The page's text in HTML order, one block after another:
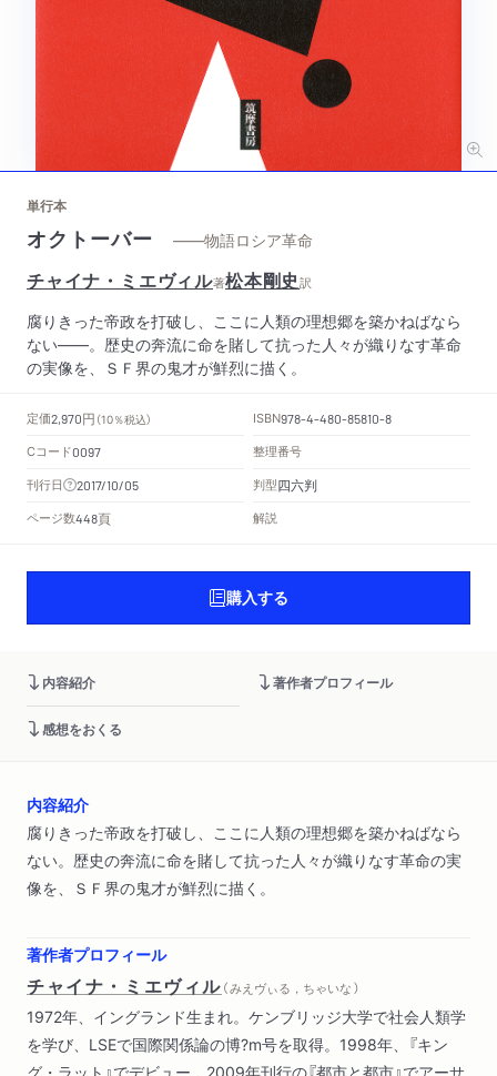
単行本
オクトーバー——物語ロシア革命
チャイナ・ミエヴィル著松本剛史訳
腐りきった帝政を打破し、ここに人類の理想郷を築かねばなら
ない――。歴史の奔流に命を賭して抗った人々が織りなす革命
の実像を、ＳＦ界の鬼才が鮮烈に描く。
定価2,970円 （10％税込） ISBN978-4-480-85810-8
Cコード0097
整理番号
刊行日
2017/10/05 判型四六判
ページ数448頁 解説
購入する
内容紹介 著作者プロフィール
感想をおくる
内容紹介
腐りきった帝政を打破し、ここに人類の理想郷を築かねばなら
ない。歴史の奔流に命を賭して抗った人々が織りなす革命の実
像を、ＳＦ界の鬼才が鮮烈に描く。
著作者プロフィール
チャイナ・ミエヴィル（ みえヴぃる，ちゃいな ）
1972年、イングランド生まれ。ケンブリッジ大学で社会人類学
を学び、LSEで国際関係論の博?m号を取得。1998年、『キン
グ・ラット』でデビュー。2009年刊行の『都市と都市』でアーサ